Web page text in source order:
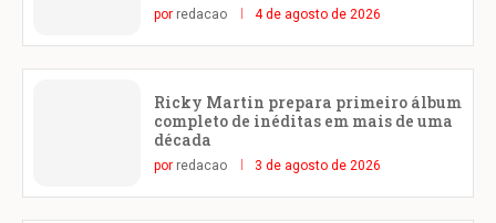
por redacao 4 de agosto de 2026
Ricky Martin prepara primeiro álbum
completo de inéditas em mais de uma
década
por redacao 3 de agosto de 2026